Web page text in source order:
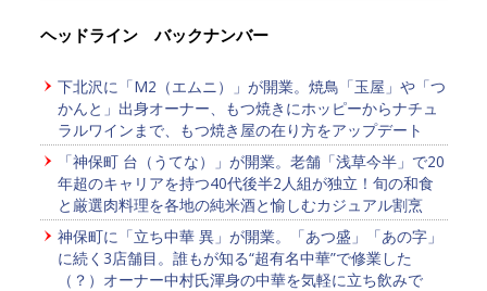
ヘッドライン バックナンバー
下北沢に「M2（エムニ）」が開業。焼鳥「玉屋」や「つ
かんと」出身オーナー、もつ焼きにホッピーからナチュ
ラルワインまで、もつ焼き屋の在り方をアップデート
「神保町 台（うてな）」が開業。老舗「浅草今半」で20
年超のキャリアを持つ40代後半2人組が独立！旬の和食
と厳選肉料理を各地の純米酒と愉しむカジュアル割烹
神保町に「立ち中華 異」が開業。「あつ盛」「あの字」
に続く3店舗目。誰もが知る“超有名中華”で修業した
（？）オーナー中村氏渾身の中華を気軽に立ち飲みで